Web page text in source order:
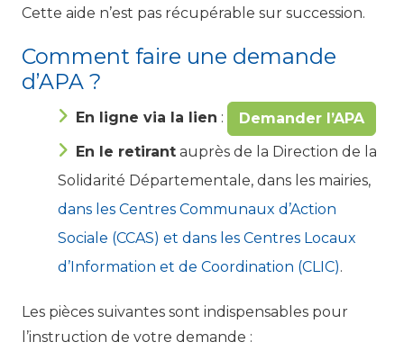
Cette aide n’est pas récupérable sur succession.
Comment faire une demande
d’APA ?
En ligne via la lien :
Demander l’APA
En le retirant auprès de la Direction de la
Solidarité Départementale, dans les mairies,
dans les Centres Communaux d’Action
Sociale (CCAS) et dans les Centres Locaux
d’Information et de Coordination (CLIC).
Les pièces suivantes sont indispensables pour
l’instruction de votre demande :